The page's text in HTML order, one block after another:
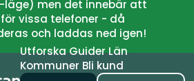
men det innebär att
vissa telefoner - då
och laddas ned igen!
UtforskaGuiderLän
Kommuner Bli kund